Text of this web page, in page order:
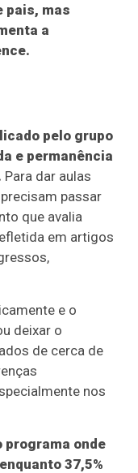
pais, mas
a
pelo grupo
e permanência
Para dar aulas
passar
que avalia
em artigos
e o
deixar o
de cerca de
nos
programa onde
37,5%